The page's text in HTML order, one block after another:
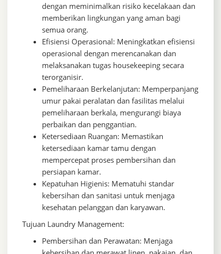
dengan meminimalkan risiko kecelakaan dan
memberikan lingkungan yang aman bagi
semua orang.
Efisiensi Operasional: Meningkatkan efisiensi
operasional dengan merencanakan dan
melaksanakan tugas housekeeping secara
terorganisir.
Pemeliharaan Berkelanjutan: Memperpanjang
umur pakai peralatan dan fasilitas melalui
pemeliharaan berkala, mengurangi biaya
perbaikan dan penggantian.
Ketersediaan Ruangan: Memastikan
ketersediaan kamar tamu dengan
mempercepat proses pembersihan dan
persiapan kamar.
Kepatuhan Higienis: Mematuhi standar
kebersihan dan sanitasi untuk menjaga
kesehatan pelanggan dan karyawan.
Tujuan Laundry Management:
Pembersihan dan Perawatan: Menjaga